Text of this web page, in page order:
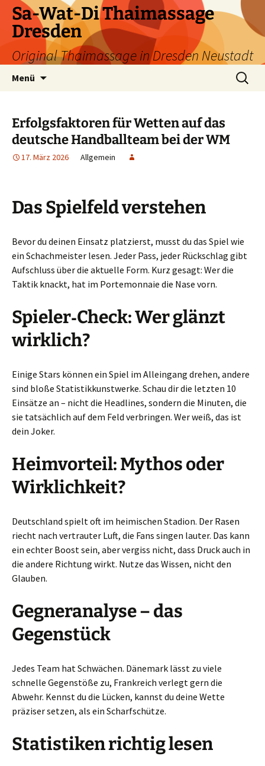
Zum
Inhalt
springen
Sa-Wat-Di Thaimassage
Dresden
Original Thaimassage in Dresden Neustadt
Menü
Suchen
nach:
Erfolgsfaktoren für Wetten auf das
deutsche Handballteam bei der WM
17. März 2026 Allgemein
Das Spielfeld verstehen
Bevor du deinen Einsatz platzierst, musst du das Spiel wie
ein Schachmeister lesen. Jeder Pass, jeder Rückschlag gibt
Aufschluss über die aktuelle Form. Kurz gesagt: Wer die
Taktik knackt, hat im Portemonnaie die Nase vorn.
Spieler‑Check: Wer glänzt
wirklich?
Einige Stars können ein Spiel im Alleingang drehen, andere
sind bloße Statistikkunstwerke. Schau dir die letzten 10
Einsätze an – nicht die Headlines, sondern die Minuten, die
sie tatsächlich auf dem Feld verbringen. Wer weiß, das ist
dein Joker.
Heimvorteil: Mythos oder
Wirklichkeit?
Deutschland spielt oft im heimischen Stadion. Der Rasen
riecht nach vertrauter Luft, die Fans singen lauter. Das kann
ein echter Boost sein, aber vergiss nicht, dass Druck auch in
die andere Richtung wirkt. Nutze das Wissen, nicht den
Glauben.
Gegneranalyse – das
Gegenstück
Jedes Team hat Schwächen. Dänemark lässt zu viele
schnelle Gegenstöße zu, Frankreich verlegt gern die
Abwehr. Kennst du die Lücken, kannst du deine Wette
präziser setzen, als ein Scharfschütze.
Statistiken richtig lesen